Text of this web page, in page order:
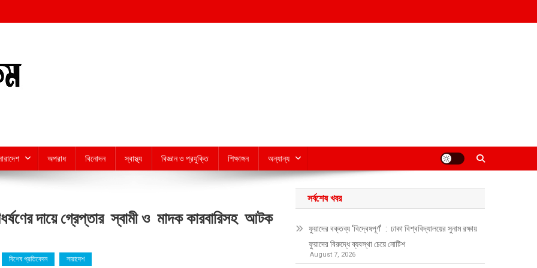
অপরাধ বিনোদন স্বাস্থ্য বিজ্ঞান ও প্রযুক্তি শিক্ষাঙ্গন অন্যান্য
দায়ে গ্রেপ্তার স্বামী ও মাদক কারবারিসহ আটক
বিশেষ প্রতিবেদন সারাদেশ
সর্বশেষ খবর
ফুয়াদের বক্তব্য ‘বিদ্বেষপূর্ণ’ : ঢাকা বিশ্ববিদ্যালয়ের সুনাম রক্ষায়
ফুয়াদের বিরুদ্ধে ব্যবস্থা চেয়ে নোটিশ
August 7, 2026